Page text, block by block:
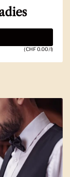
(CHF 0.00/l)
Folie